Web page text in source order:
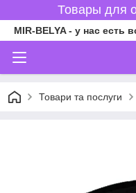
Товары для
MIR-BELYA - у нас есть
Товари та послуги